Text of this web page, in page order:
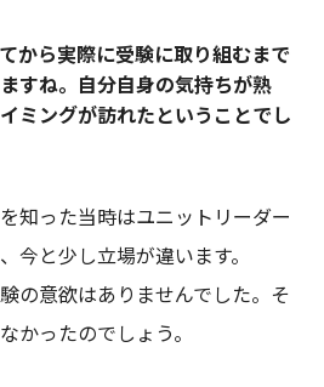
から実際に受験に取り組むまで
すね。自分自身の気持ちが熟
ミングが訪れたということでし
知った当時はユニットリーダー
今と少し立場が違います。
の意欲はありませんでした。そ
かったのでしょう。